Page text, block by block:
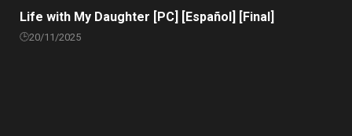
Life with My Daughter [PC] [Español] [Final]
20/11/2025